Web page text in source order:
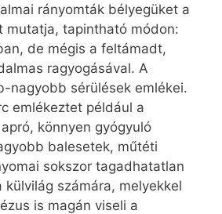
rányomták bélyegüket a
mutatja, tapintható módon:
de mégis a feltámadt,
ragyogásával. A
nagyobb sérülések emlékei.
emlékeztet például a
könnyen gyógyuló
balesetek, műtéti
sokszor tagadhatatlan
külvilág számára, melyekkel
is magán viseli a